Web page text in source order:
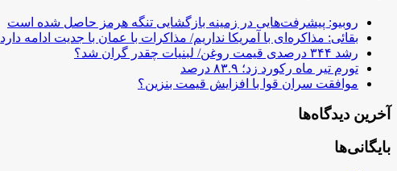
روبیو: پیشرفت‌هایی در زمینه بازگشایی تنگه هرمز حاصل شده است
بقائی: مذاکره‌ای با آمریکا نداریم/ مذاکرات با عمان با جدیت ادامه دارد
رشد ۳۴۴ درصدی قیمت روغن/ لبنیات چقدر گران شد؟
تورم تیر ماه رکورد زد؛ ۸۳.۹ درصد
موافقت سران قوا با افزایش قیمت بنزین؟
آخرین دیدگاه‌ها
بایگانی‌ها